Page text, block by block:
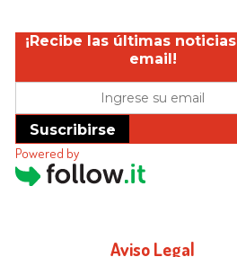
¡Recibe las últimas
email!
Suscribirse
Powered by
Aviso Legal